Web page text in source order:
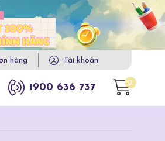
hàng Tài khoản
1900 636 737 0